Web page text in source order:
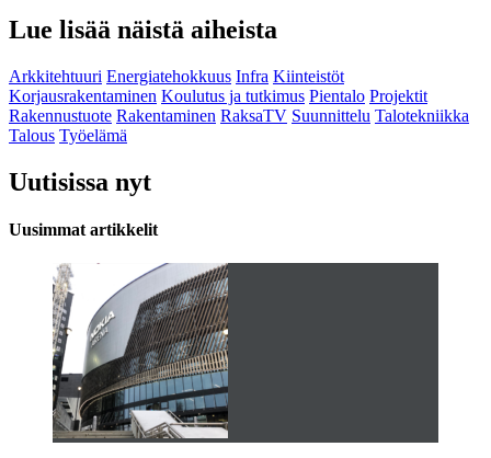
Lue lisää näistä aiheista
Arkkitehtuuri Energiatehokkuus Infra Kiinteistöt
Korjausrakentaminen Koulutus ja tutkimus Pientalo Projektit
Rakennustuote Rakentaminen RaksaTV Suunnittelu Talotekniikka
Talous Työelämä
Uutisissa nyt
Uusimmat artikkelit